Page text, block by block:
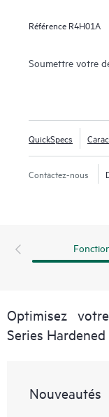
agrégées de 3
Les points
série 518 sont
expériences
l’efficacité Wi-Fi et
Référence R4H01A
Soumettre votre
QuickSpecs
Contactez-nous
Optimisez
Series
Nouveautés